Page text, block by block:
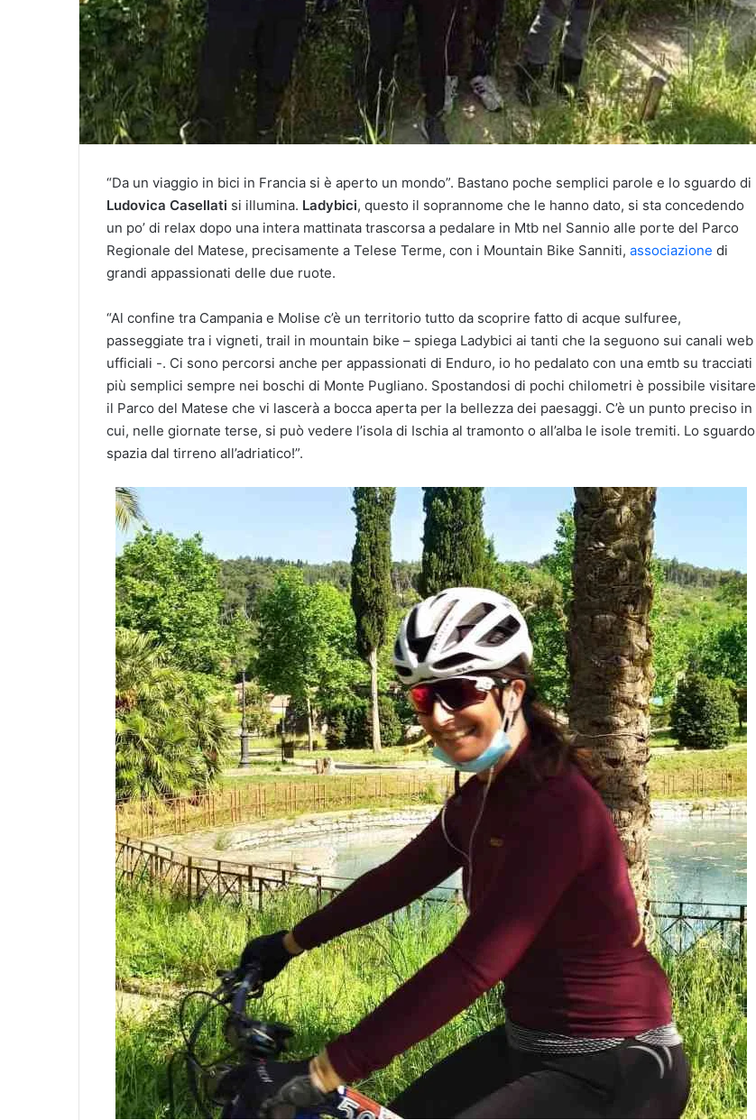
“Da un viaggio in bici in Francia si è aperto un mondo”. Bastano poche semplici parole e lo sguardo di
Ludovica Casellati si illumina. Ladybici, questo il soprannome che le hanno dato, si sta concedendo
un po’ di relax dopo una intera mattinata trascorsa a pedalare in Mtb nel Sannio alle porte del Parco
Regionale del Matese, precisamente a Telese Terme, con i Mountain Bike Sanniti, associazione di
grandi appassionati delle due ruote.
“Al confine tra Campania e Molise c’è un territorio tutto da scoprire fatto di acque sulfuree,
passeggiate tra i vigneti, trail in mountain bike – spiega Ladybici ai tanti che la seguono sui canali web
ufficiali -. Ci sono percorsi anche per appassionati di Enduro, io ho pedalato con una emtb su tracciati
più semplici sempre nei boschi di Monte Pugliano. Spostandosi di pochi chilometri è possibile visitare
il Parco del Matese che vi lascerà a bocca aperta per la bellezza dei paesaggi. C’è un punto preciso in
cui, nelle giornate terse, si può vedere l’isola di Ischia al tramonto o all’alba le isole tremiti. Lo sguardo
spazia dal tirreno all’adriatico!”.